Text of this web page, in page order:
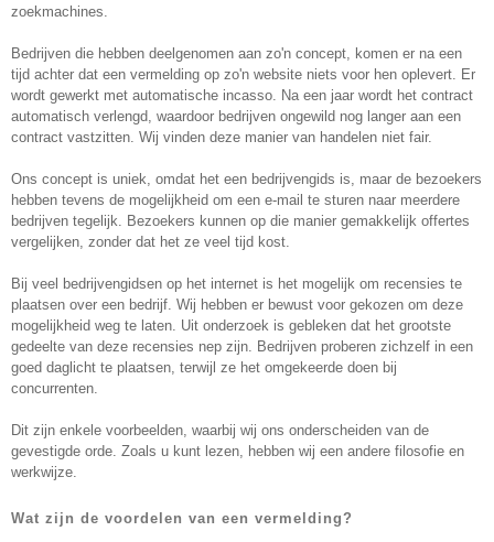
zoekmachines.
Bedrijven die hebben deelgenomen aan zo'n concept, komen er na een
tijd achter dat een vermelding op zo'n website niets voor hen oplevert. Er
wordt gewerkt met automatische incasso. Na een jaar wordt het contract
automatisch verlengd, waardoor bedrijven ongewild nog langer aan een
contract vastzitten. Wij vinden deze manier van handelen niet fair.
Ons concept is uniek, omdat het een bedrijvengids is, maar de bezoekers
hebben tevens de mogelijkheid om een e-mail te sturen naar meerdere
bedrijven tegelijk. Bezoekers kunnen op die manier gemakkelijk offertes
vergelijken, zonder dat het ze veel tijd kost.
Bij veel bedrijvengidsen op het internet is het mogelijk om recensies te
plaatsen over een bedrijf. Wij hebben er bewust voor gekozen om deze
mogelijkheid weg te laten. Uit onderzoek is gebleken dat het grootste
gedeelte van deze recensies nep zijn. Bedrijven proberen zichzelf in een
goed daglicht te plaatsen, terwijl ze het omgekeerde doen bij
concurrenten.
Dit zijn enkele voorbeelden, waarbij wij ons onderscheiden van de
gevestigde orde. Zoals u kunt lezen, hebben wij een andere filosofie en
werkwijze.
Wat zijn de voordelen van een vermelding?